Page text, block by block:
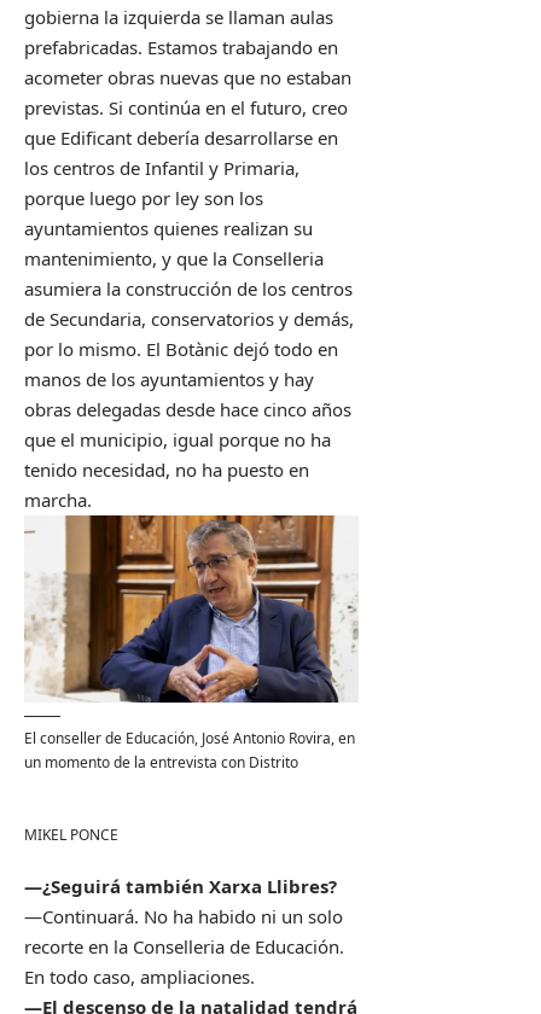
gobierna la izquierda se llaman aulas
prefabricadas. Estamos trabajando en
acometer obras nuevas que no estaban
previstas. Si continúa en el futuro, creo
que Edificant debería desarrollarse en
los centros de Infantil y Primaria,
porque luego por ley son los
ayuntamientos quienes realizan su
mantenimiento, y que la Conselleria
asumiera la construcción de los centros
de Secundaria, conservatorios y demás,
por lo mismo. El Botànic dejó todo en
manos de los ayuntamientos y hay
obras delegadas desde hace cinco años
que el municipio, igual porque no ha
tenido necesidad, no ha puesto en
marcha.
El conseller de Educación, José Antonio Rovira, en
un momento de la entrevista con Distrito
MIKEL PONCE
—¿Seguirá también Xarxa Llibres?
—Continuará. No ha habido ni un solo
recorte en la Conselleria de Educación.
En todo caso, ampliaciones.
—El descenso de la natalidad tendrá